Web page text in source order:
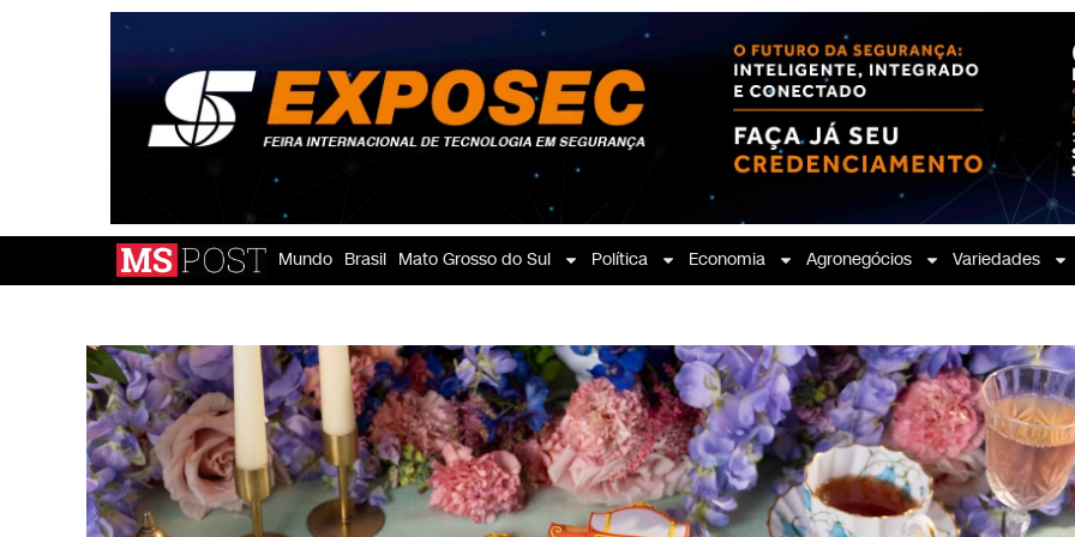
Mundo Brasil Mato Grosso do Sul Política Economia Agronegócios Variedades